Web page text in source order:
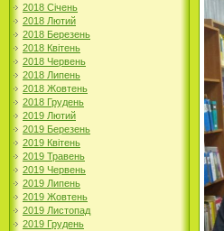
2018 Січень
2018 Лютий
2018 Березень
2018 Квітень
2018 Червень
2018 Липень
2018 Жовтень
2018 Грудень
2019 Лютий
2019 Березень
2019 Квітень
2019 Травень
2019 Червень
2019 Липень
2019 Жовтень
2019 Листопад
2019 Грудень